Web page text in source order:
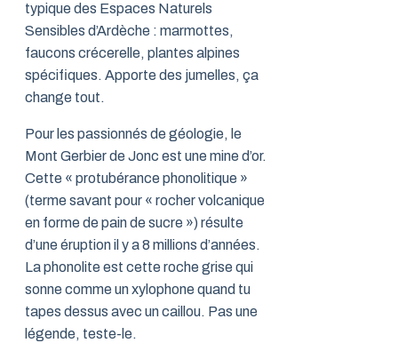
typique des Espaces Naturels
Sensibles d’Ardèche : marmottes,
faucons crécerelle, plantes alpines
spécifiques. Apporte des jumelles, ça
change tout.
Pour les passionnés de géologie, le
Mont Gerbier de Jonc est une mine d’or.
Cette « protubérance phonolitique »
(terme savant pour « rocher volcanique
en forme de pain de sucre ») résulte
d’une éruption il y a 8 millions d’années.
La phonolite est cette roche grise qui
sonne comme un xylophone quand tu
tapes dessus avec un caillou. Pas une
légende, teste-le.